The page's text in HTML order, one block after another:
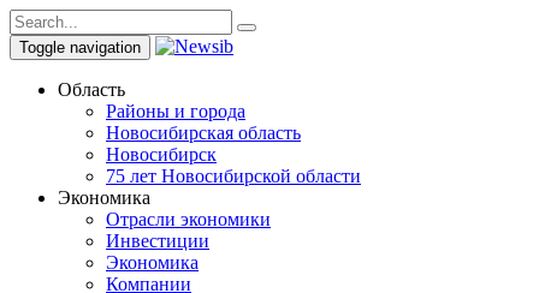
Toggle navigation
Область
Районы и города
Новосибирская область
Новосибирск
75 лет Новосибирской области
Экономика
Отрасли экономики
Инвестиции
Экономика
Компании